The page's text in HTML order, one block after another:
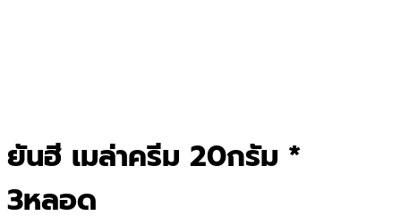
ยันฮี เมล่าครีม 20กรัม *
3หลอด